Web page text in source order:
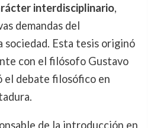
interdisciplinario,
demandas del
sociedad. Esta tesis originó
con el filósofo Gustavo
el debate filosófico en
de la introducción en